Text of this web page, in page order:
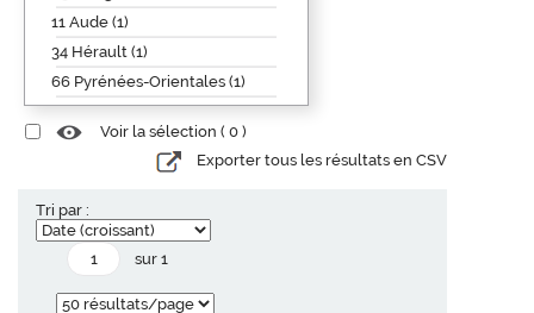
11 Aude (1)
34 Hérault (1)
66 Pyrénées-Orientales (1)
Voir la sélection ( 0 )
Exporter tous les résultats en CSV
Tri par :
sur 1